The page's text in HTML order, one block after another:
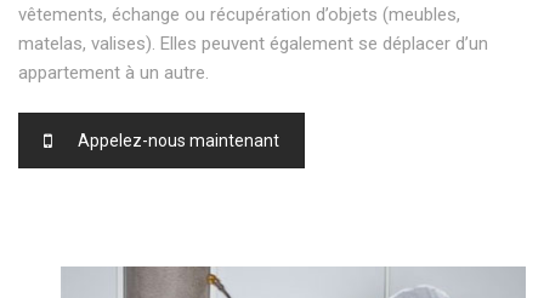
vêtements, échange ou récupération d’objets (meubles,
matelas, valises). Elles peuvent également se déplacer d’un
appartement à un autre.
Appelez-nous maintenant